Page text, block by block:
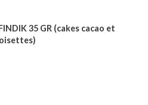
35 GR (cakes cacao et